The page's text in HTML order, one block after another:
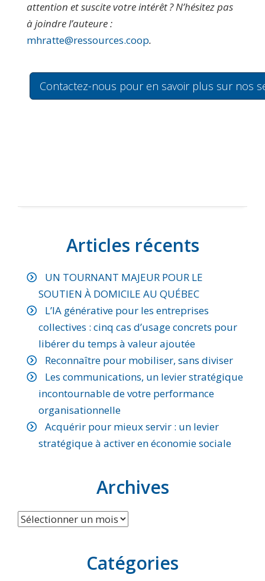
attention et suscite votre intérêt ? N’hésitez pas
à joindre l’auteure :
mhratte@ressources.coop.
Contactez-nous pour en savoir plus sur nos
Articles récents
UN TOURNANT MAJEUR POUR LE
SOUTIEN À DOMICILE AU QUÉBEC
L’IA générative pour les entreprises
collectives : cinq cas d’usage concrets pour
libérer du temps à valeur ajoutée
Reconnaître pour mobiliser, sans diviser
Les communications, un levier stratégique
incontournable de votre performance
organisationnelle
Acquérir pour mieux servir : un levier
stratégique à activer en économie sociale
Archives
Archives
Catégories